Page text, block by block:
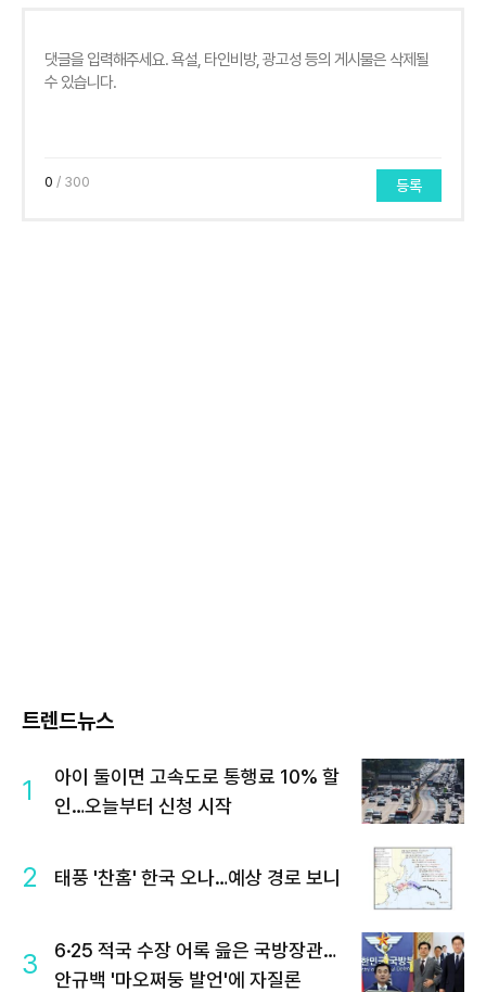
0 / 300 등록
트렌드뉴스
1
아이 둘이면 고속도로 통행료 10% 할
인…오늘부터 신청 시작
2 태풍 '찬홈' 한국 오나…예상 경로 보니
3
6·25 적국 수장 어록 읊은 국방장관…
안규백 '마오쩌둥 발언'에 자질론